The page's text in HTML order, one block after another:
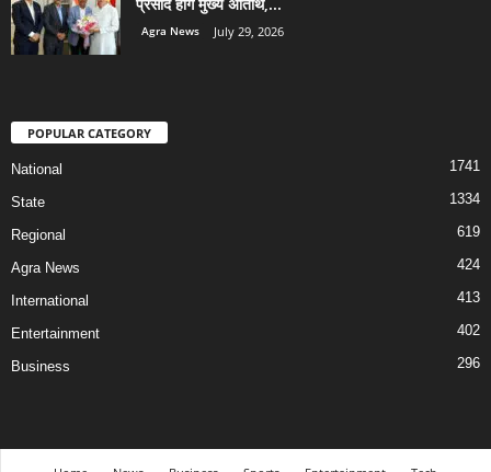
Agra News July 29, 2026
POPULAR CATEGORY
National 1741
State 1334
Regional 619
Agra News 424
International 413
Entertainment 402
Business 296